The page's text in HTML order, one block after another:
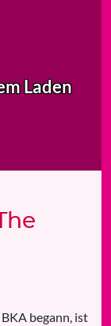
Laden
begann, ist